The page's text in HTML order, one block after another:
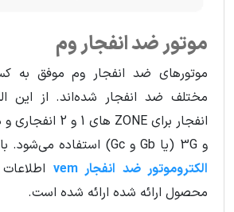
موتور ضد انفجار وم
موتورهای ضد انفجار وم موفق به
مختلف ضد انفجار شده‌‌اند. از این
و 3G (یا Gb و Gc) استفاده می‌شود. با مراجعه به صفحه
الکتروموتور ضد انفجار vem
اطلاعات
محصول ارائه شده ارائه شده است.